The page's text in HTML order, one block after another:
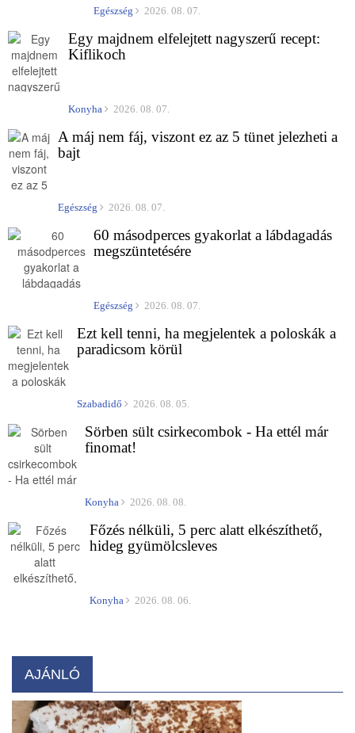
Egészség 2026. 08. 07.
Egy majdnem elfelejtett nagyszerű recept:
Kiflikoch
Konyha 2026. 08. 07.
A máj nem fáj, viszont ez az 5 tünet jelezheti a
bajt
Egészség 2026. 08. 07.
60 másodperces gyakorlat a lábdagadás
megszüntetésére
Egészség 2026. 08. 07.
Ezt kell tenni, ha megjelentek a poloskák a
paradicsom körül
Szabadidő 2026. 08. 05.
Sörben sült csirkecombok - Ha ettél már
finomat!
Konyha 2026. 08. 08.
Főzés nélküli, 5 perc alatt elkészíthető,
hideg gyümölcsleves
Konyha 2026. 08. 06.
AJÁNLÓ